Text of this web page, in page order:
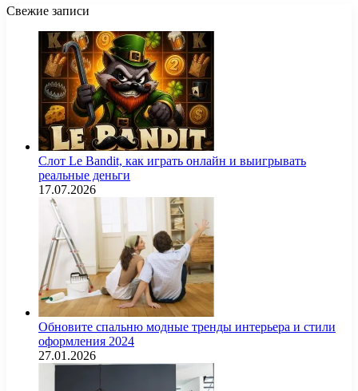
Свежие записи
Слот Le Bandit, как играть онлайн и выигрывать
реальные деньги
17.07.2026
Обновите спальню модные тренды интерьера и стили
оформления 2024
27.01.2026